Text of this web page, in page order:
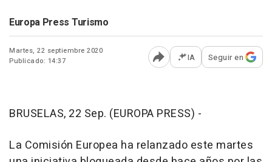
Europa Press Turismo
Martes, 22 septiembre 2020
Publicado: 14:37
Abrir opciones para
IA Seguir en
BRUSELAS, 22 Sep. (EUROPA PRESS) -
La Comisión Europea ha relanzado este martes